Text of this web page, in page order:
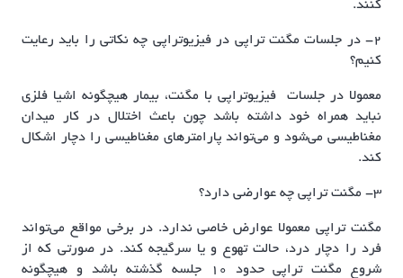
کنند.
2- در جلسات مگنت تراپی در فیزیوتراپی چه نکاتی را باید رعایت
کنیم؟
معمولا در جلسات فیزیوتراپی با مگنت، بیمار هیچگونه اشیا فلزی
نباید همراه خود داشته باشد چون باعث اختلال در کار میدان
مغناطیسی می‌شود و می‌تواند پارامترهای مغناطیسی را دچار اشکال
کند.
3- مگنت تراپی چه عوارضی دارد؟
مگنت تراپی معمولا عوارض خاصی ندارد. در برخی مواقع می‌تواند
فرد را دچار درد، حالت تهوع و یا سرگیجه کند. در صورتی که از
شروع مگنت تراپی حدود ۱۰ جلسه گذشته باشد و هیچگونه